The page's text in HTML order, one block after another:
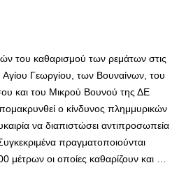
του καθαρισμού των ρεμάτων στις
Αγίου Γεωργίου, των Βουναίνων, του
και του Μικρού Βουνού της ΔΕ
ο κίνδυνος πλημμυρικών
να διαπιστώσει αντιπροσωπεία
πραγματοποιούνται
μέτρων οι οποίες καθαρίζουν και …